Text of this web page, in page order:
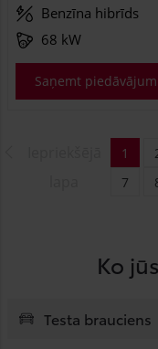
Benzīna hibrīds
68 kW
Saņemt
1
7
Ko
Testa brauciens